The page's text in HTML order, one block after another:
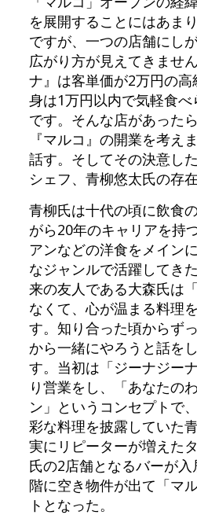
を展開することにはあま
ですが、一つの店舗にし
広がり方が見えてきませ
ナ』は客単価が2万円の
身は1万円以内で気軽食
です。そんな店があった
『マルコ』の開業を考え
話す。そしてその決意し
シェフ、青柳悠太氏の存
青柳氏は十代の頃に飲食
がら20年のキャリアを持
アンなどの洋食をメイン
なジャンルで活躍してき
来の友人である大森氏は
なくて、心が温まる料理
す。知り合った頃からず
から一緒にやろうと話を
す。当初は「ジーナジー
り営業をし、「あなたの
ン」というコンセプトで
彩な料理を披露していた
実にリピーターが増えた
氏の2店舗となるバーが
階に空き物件が出て「マ
トとなった。